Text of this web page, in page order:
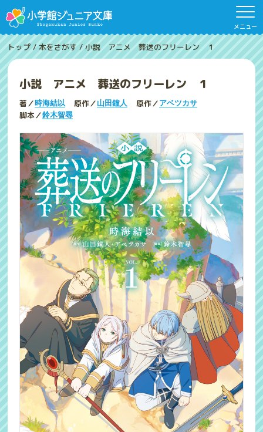
メニュー
トップ /本をさがす /小説 アニメ 葬送のフリーレン １
小説 アニメ 葬送のフリーレン １
著／時海結以 原作／ 山田鐘人 原作／ アベツカサ
脚本／鈴木智尋